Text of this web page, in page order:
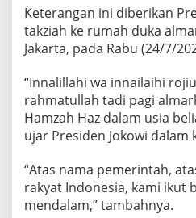
I
S
A
M
A
I
K
A
N
U
K
A
Keterangan ini diberikan
takziah ke rumah duka
Jakarta, pada Rabu (24/7/
“Innalillahi wa innailaihi
rahmatullah tadi pagi
Hamzah Haz dalam usia
ujar Presiden Jokowi dalam
“Atas nama pemerintah,
rakyat Indonesia, kami ikut
mendalam,” tambahnya.